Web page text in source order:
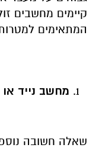
קיימים מחשבים
המתאימים
מחשב נייד או
שאלה חשובה